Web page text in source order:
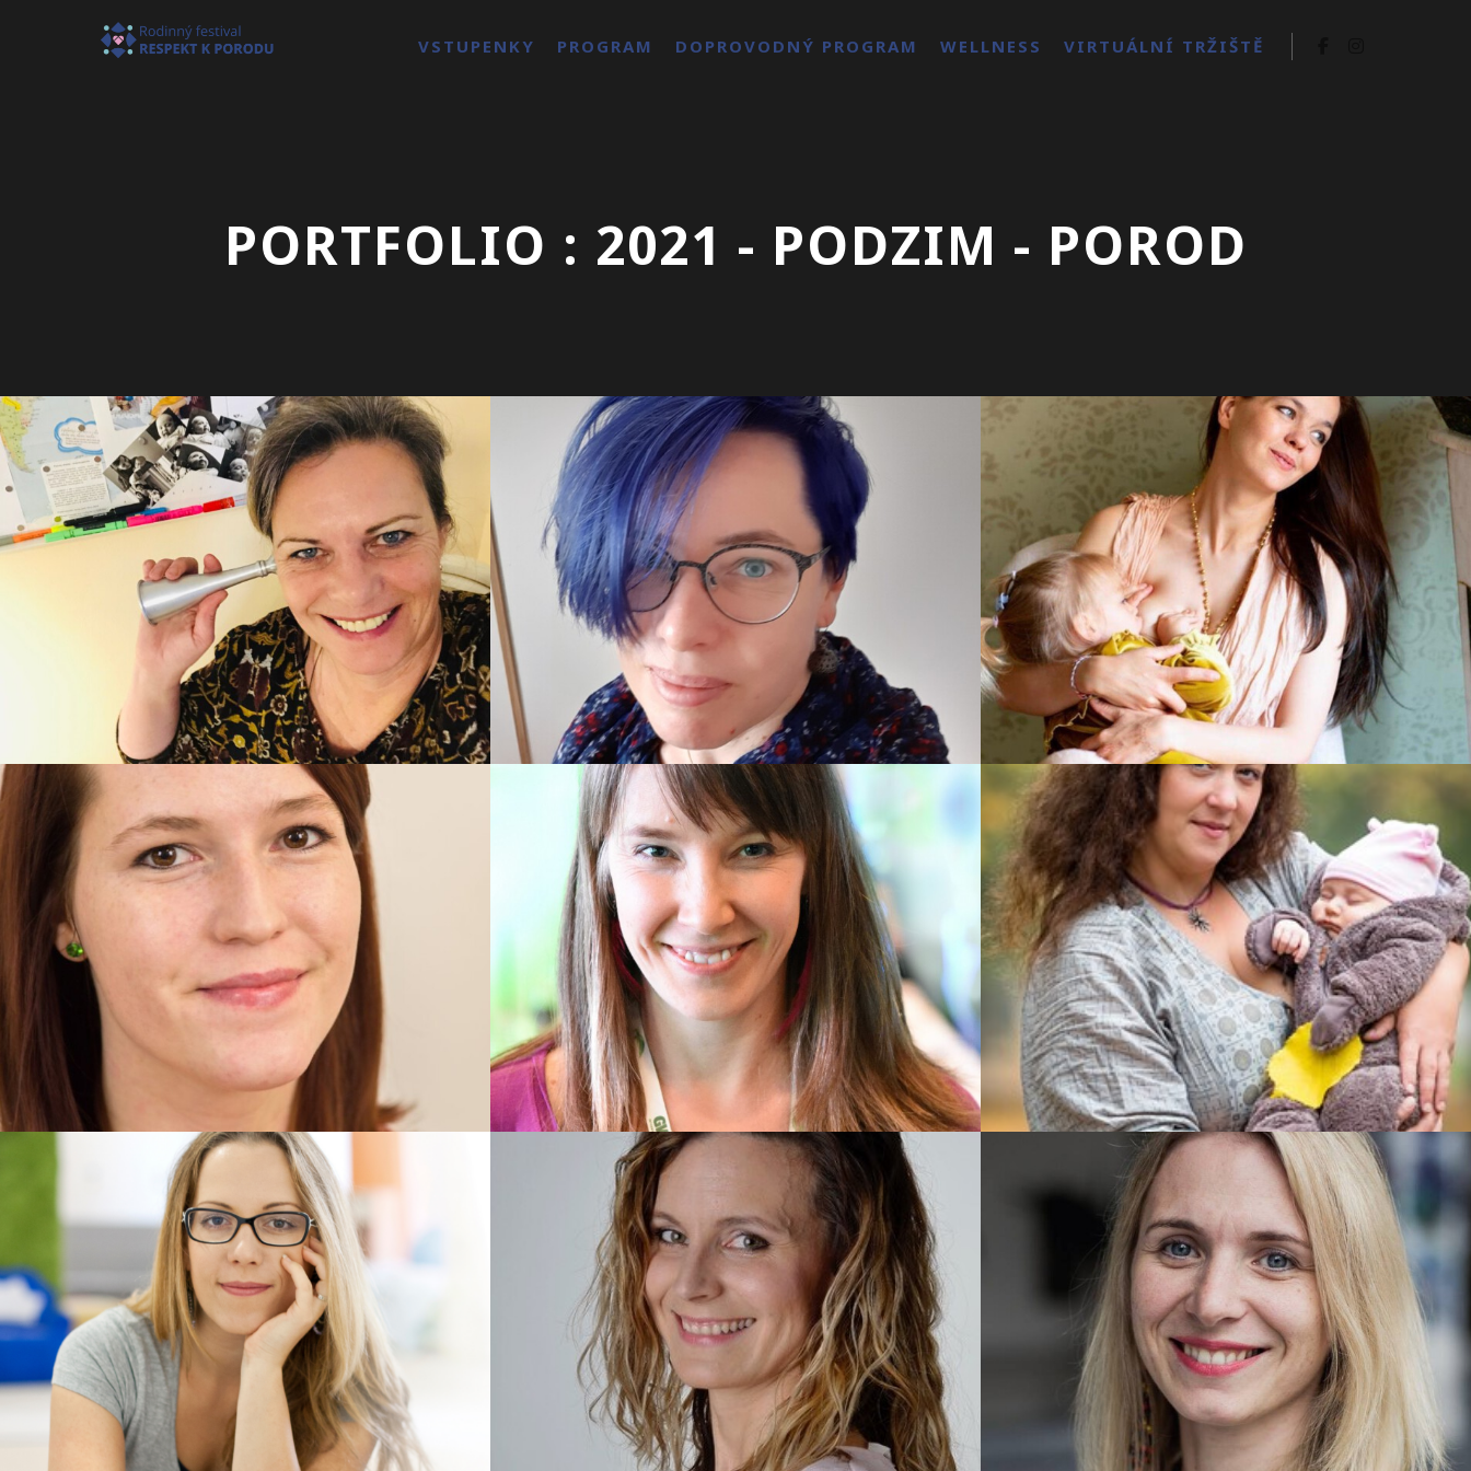
VSTUPENKY PROGRAM DOPROVODNÝ PROGRAM WELLNESS VIRTUÁLNÍ TRŽIŠTĚ
PORTFOLIO : 2021 - PODZIM - POROD